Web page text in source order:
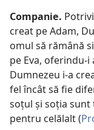
Companie.
creat pe Adam,
omul să rămână
pe Eva, oferindu-
Dumnezeu i-a
fel încât să fie
soţul şi soţia sunt
pentru celălalt (